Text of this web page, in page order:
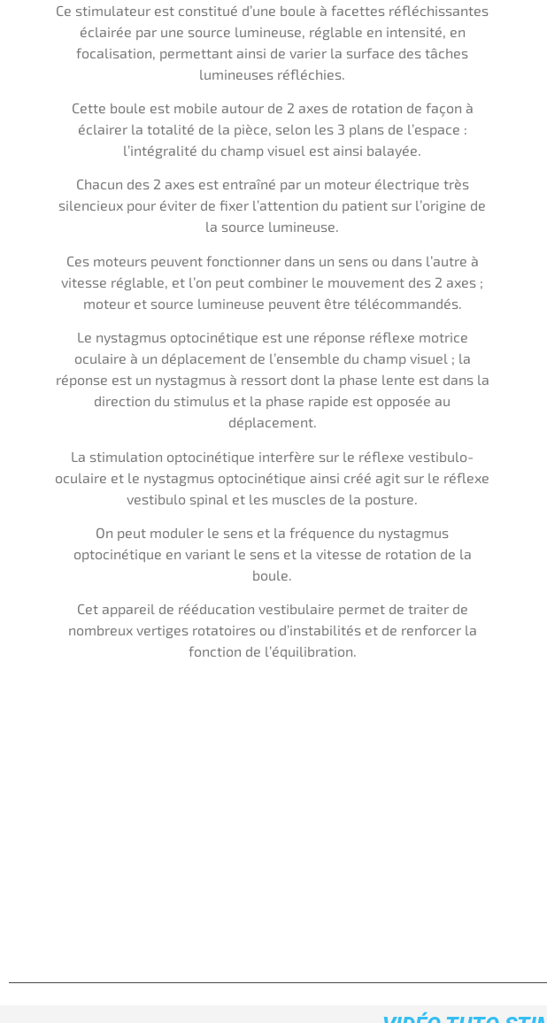
Ce stimulateur est constitué d’une boule à facettes réfléchissantes
éclairée par une source lumineuse, réglable en intensité, en
focalisation, permettant ainsi de varier la surface des tâches
lumineuses réfléchies.
Cette boule est mobile autour de 2 axes de rotation de façon à
éclairer la totalité de la pièce, selon les 3 plans de l’espace :
l’intégralité du champ visuel est ainsi balayée.
Chacun des 2 axes est entraîné par un moteur électrique très
silencieux pour éviter de fixer l’attention du patient sur l’origine de
la source lumineuse.
Ces moteurs peuvent fonctionner dans un sens ou dans l’autre à
vitesse réglable, et l’on peut combiner le mouvement des 2 axes ;
moteur et source lumineuse peuvent être télécommandés.
Le nystagmus optocinétique est une réponse réflexe motrice
oculaire à un déplacement de l’ensemble du champ visuel ; la
réponse est un nystagmus à ressort dont la phase lente est dans la
direction du stimulus et la phase rapide est opposée au
déplacement.
La stimulation optocinétique interfère sur le réflexe vestibulo-
oculaire et le nystagmus optocinétique ainsi créé agit sur le réflexe
vestibulo spinal et les muscles de la posture.
On peut moduler le sens et la fréquence du nystagmus
optocinétique en variant le sens et la vitesse de rotation de la
boule.
Cet appareil de rééducation vestibulaire permet de traiter de
nombreux vertiges rotatoires ou d’instabilités et de renforcer la
fonction de l’équilibration.